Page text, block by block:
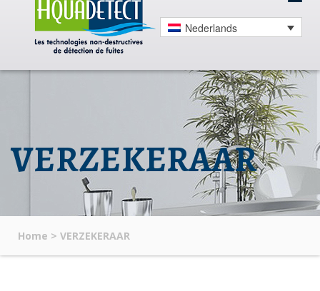
Nederlands
VERZEKERAAR
Home > VERZEKERAAR